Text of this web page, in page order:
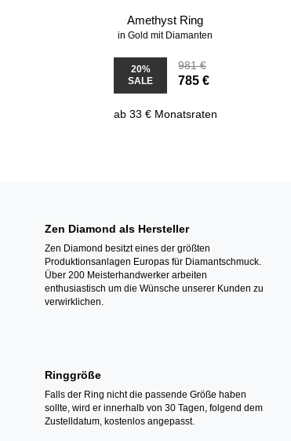
Amethyst Ring
in Gold mit Diamanten
20%
SALE
981 €
785 €
ab 33 € Monatsraten
Zen Diamond als Hersteller
Zen Diamond besitzt eines der größten
Produktionsanlagen Europas für Diamantschmuck.
Über 200 Meisterhandwerker arbeiten
enthusiastisch um die Wünsche unserer Kunden zu
verwirklichen.
Ringgröße
Falls der Ring nicht die passende Größe haben
sollte, wird er innerhalb von 30 Tagen, folgend dem
Zustelldatum, kostenlos angepasst.